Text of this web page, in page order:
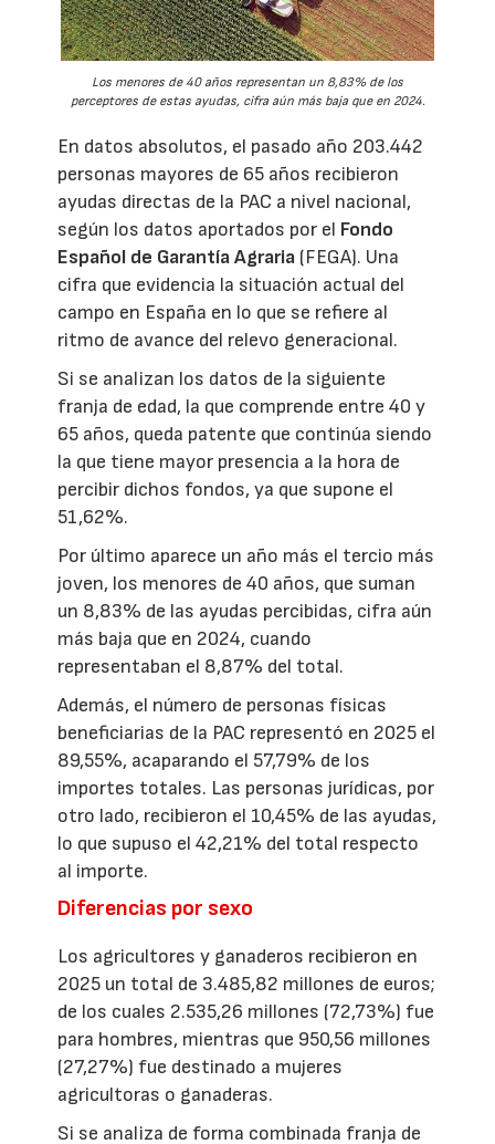
Los menores de 40 años representan un 8,83% de los
perceptores de estas ayudas, cifra aún más baja que en 2024.
En datos absolutos, el pasado año 203.442
personas mayores de 65 años recibieron
ayudas directas de la PAC a nivel nacional,
según los datos aportados por el Fondo
Español de Garantía Agraria (FEGA). Una
cifra que evidencia la situación actual del
campo en España en lo que se refiere al
ritmo de avance del relevo generacional.
Si se analizan los datos de la siguiente
franja de edad, la que comprende entre 40 y
65 años, queda patente que continúa siendo
la que tiene mayor presencia a la hora de
percibir dichos fondos, ya que supone el
51,62%.
Por último aparece un año más el tercio más
joven, los menores de 40 años, que suman
un 8,83% de las ayudas percibidas, cifra aún
más baja que en 2024, cuando
representaban el 8,87% del total.
Además, el número de personas físicas
beneficiarias de la PAC representó en 2025 el
89,55%, acaparando el 57,79% de los
importes totales. Las personas jurídicas, por
otro lado, recibieron el 10,45% de las ayudas,
lo que supuso el 42,21% del total respecto
al importe.
Diferencias por sexo
Los agricultores y ganaderos recibieron en
2025 un total de 3.485,82 millones de euros;
de los cuales 2.535,26 millones (72,73%) fue
para hombres, mientras que 950,56 millones
(27,27%) fue destinado a mujeres
agricultoras o ganaderas.
Si se analiza de forma combinada franja de